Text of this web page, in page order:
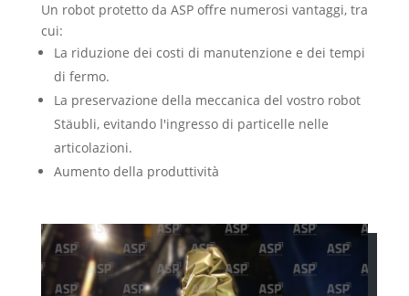
Un robot protetto da ASP offre numerosi vantaggi, tra
cui:
La riduzione dei costi di manutenzione e dei tempi
di fermo.
La preservazione della meccanica del vostro robot
Stäubli, evitando l'ingresso di particelle nelle
articolazioni.
Aumento della produttività